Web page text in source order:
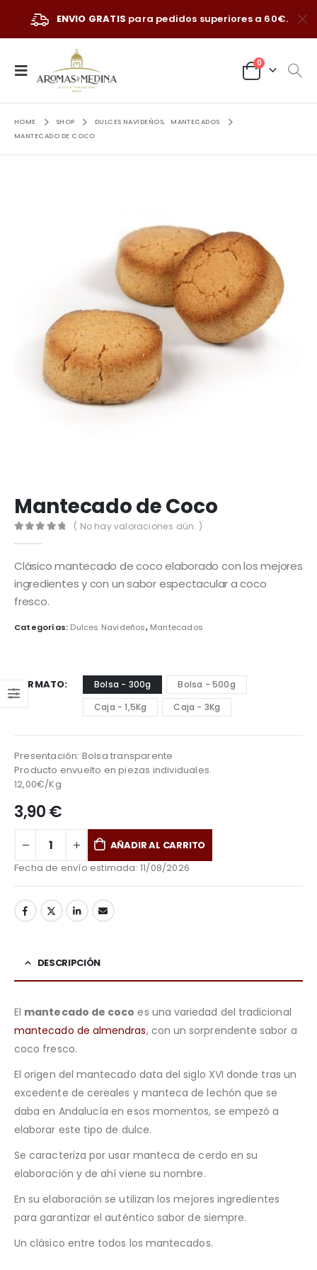
ENVIO GRATIS para pedidos superiores a 60€.
0
HOME SHOP DULCES NAVIDEÑOS,
MANTECADOS
MANTECADO DE COCO
Mantecado de Coco
( No hay valoraciones aún. )
Clásico mantecado de coco elaborado con los mejores
ingredientes y con un sabor espectacular a coco
fresco.
Categorías: Dulces Navideños, Mantecados
FORMATO Bolsa - 300g
Bolsa - 500g
Caja - 1,5Kg
Caja - 3Kg
Presentación: Bolsa transparente
Producto envuelto en piezas individuales.
12,00€/Kg
3,90€
AÑADIR AL CARRITO
Fecha de envío estimada: 11/08/2026
DESCRIPCIÓN
El mantecado de coco es una variedad del tradicional
mantecado de almendras, con un sorprendente sabor a
coco fresco.
El origen del mantecado data del siglo XVI donde tras un
excedente de cereales y manteca de lechón que se
daba en Andalucía en esos momentos, se empezó a
elaborar este tipo de dulce.
Se caracteriza por usar manteca de cerdo en su
elaboración y de ahí viene su nombre.
En su elaboración se utilizan los mejores ingredientes
para garantizar el auténtico sabor de siempre.
Un clásico entre todos los mantecados.